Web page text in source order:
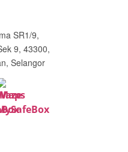
SR1/9,
9, 43300,
Selangor